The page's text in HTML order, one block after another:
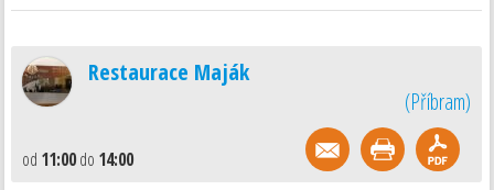
Restaurace Maják
(Příbram)
od 11:00do 14:00